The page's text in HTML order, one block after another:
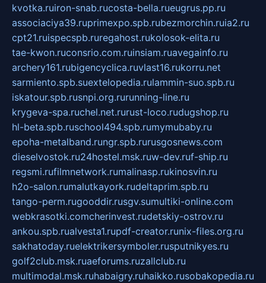
kvotka.ruiron-snab.rucosta-bella.rueugrus.pp.ru
associaciya39.ruprimexpo.spb.rubezmorchin.ruia2.ru
cpt21.ruispecspb.ruregahost.rukolosok-elita.ru
tae-kwon.ruconsrio.com.ruinsiam.ruavegainfo.ru
archery161.rubigencyclica.ruvlast16.rukorru.net
sarmiento.spb.suextelopedia.rulammin-suo.spb.ru
iskatour.spb.rusnpi.org.rurunning-line.ru
krygeva-spa.ruchel.net.rurust-loco.rudugshop.ru
hl-beta.spb.ruschool494.spb.rumymubaby.ru
epoha-metalband.rungr.spb.rurusgosnews.com
dieselvostok.ru24hostel.msk.ruw-dev.ruf-ship.ru
regsmi.rufilmnetwork.rumalinasp.rukinosvin.ru
h2o-salon.rumalutkayork.rudeltaprim.spb.ru
tango-perm.rugooddir.rusgv.sumultiki-online.com
webkrasotki.comcherinvest.rudetskiy-ostrov.ru
ankou.spb.rualvesta1.rupdf-creator.runix-files.org.ru
sakhatoday.ruelektrikersymboler.rusputnikyes.ru
golf2club.msk.ruaeforums.ruzallclub.ru
multimodal.msk.ruhabaigry.ruhaikko.rusobakopedia.ru